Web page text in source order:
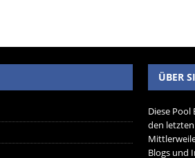
ÜBER
Diese
den
Blogs und